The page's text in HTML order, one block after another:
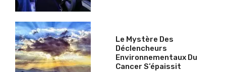
Le Mystère Des
Déclencheurs
Environnementaux Du
Cancer S’épaissit